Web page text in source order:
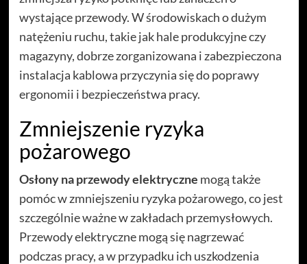
wystające przewody. W środowiskach o dużym
natężeniu ruchu, takie jak hale produkcyjne czy
magazyny, dobrze zorganizowana i zabezpieczona
instalacja kablowa przyczynia się do poprawy
ergonomii i bezpieczeństwa pracy.
Zmniejszenie ryzyka
pożarowego
Osłony na przewody elektryczne mogą także
pomóc w zmniejszeniu ryzyka pożarowego, co jest
szczególnie ważne w zakładach przemysłowych.
Przewody elektryczne mogą się nagrzewać
podczas pracy, a w przypadku ich uszkodzenia